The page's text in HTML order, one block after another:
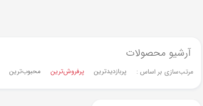
آرشیو محصولات
مرتب‌سازی بر اساس : پربازدیدترین پرفروش‌ترین‌ محبوب‌ترین